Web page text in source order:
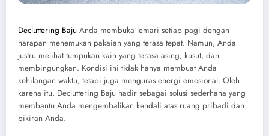
Decluttering Baju Anda membuka lemari setiap pagi dengan
harapan menemukan pakaian yang terasa tepat. Namun, Anda
justru melihat tumpukan kain yang terasa asing, kusut, dan
membingungkan. Kondisi ini tidak hanya membuat Anda
kehilangan waktu, tetapi juga menguras energi emosional. Oleh
karena itu, Decluttering Baju hadir sebagai solusi sederhana yang
membantu Anda mengembalikan kendali atas ruang pribadi dan
pikiran Anda.